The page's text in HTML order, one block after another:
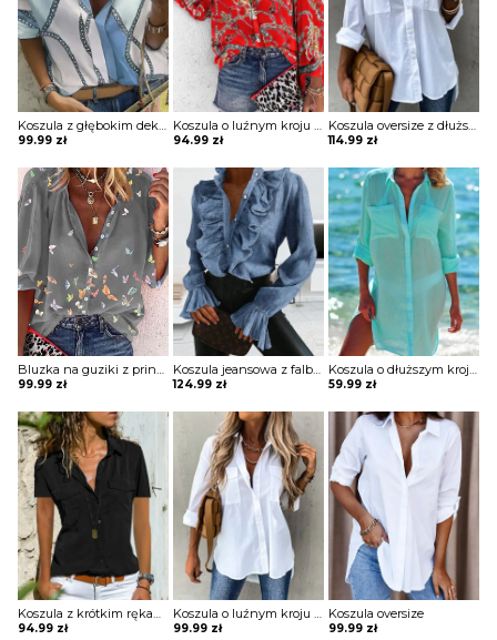
99.99 zł 94.99 zł
Koszula oversize z dłuższym tyłem
114.99 zł
99.99 zł
Koszula jeansowa z falbankami
124.99 zł 59.99 zł
94.99 zł 99.99 zł
Koszula oversize
99.99 zł